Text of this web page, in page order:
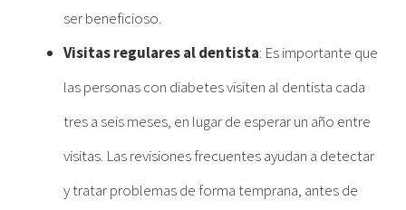
ser beneficioso.
Visitas regulares al dentista: Es importante que
las personas con diabetes visiten al dentista cada
tres a seis meses, en lugar de esperar un año entre
visitas. Las revisiones frecuentes ayudan a detectar
y tratar problemas de forma temprana, antes de